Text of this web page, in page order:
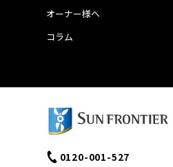
オーナー様へ
コラム
0120-001-527